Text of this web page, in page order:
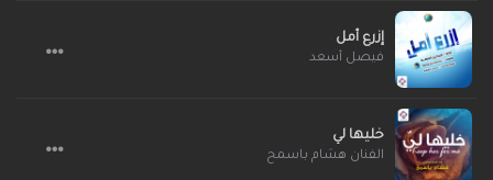
إزرع أمل
فيصل أسعد
خليها لي
الفنان هشام باسمح